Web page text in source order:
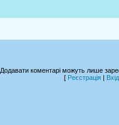
Додавати коментарі можуть лише
[ Реєстрація | Вхід